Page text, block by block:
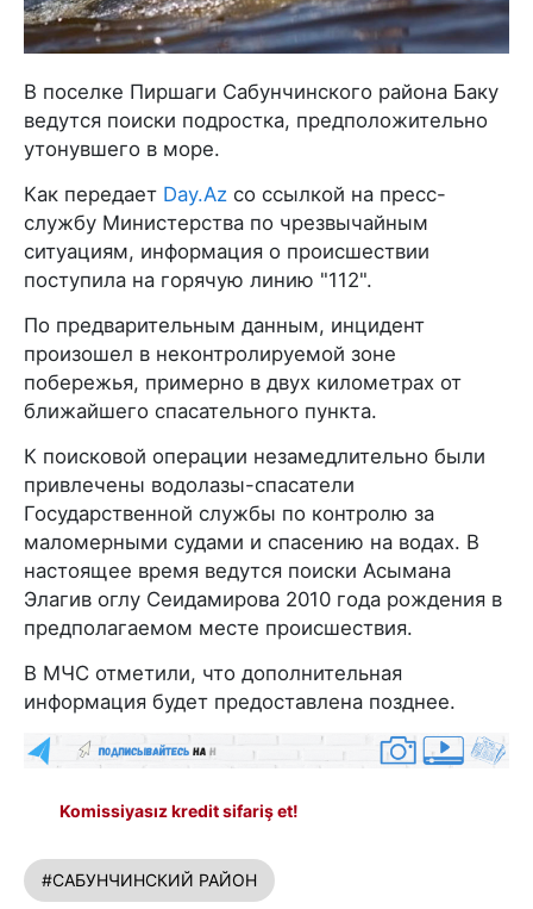
В поселке Пиршаги Сабунчинского района Баку
ведутся поиски подростка, предположительно
утонувшего в море.
Как передает Day.Az со ссылкой на пресс-
службу Министерства по чрезвычайным
ситуациям, информация о происшествии
поступила на горячую линию "112".
По предварительным данным, инцидент
произошел в неконтролируемой зоне
побережья, примерно в двух километрах от
ближайшего спасательного пункта.
К поисковой операции незамедлительно были
привлечены водолазы-спасатели
Государственной службы по контролю за
маломерными судами и спасению на водах. В
настоящее время ведутся поиски Асымана
Элагив оглу Сеидамирова 2010 года рождения в
предполагаемом месте происшествия.
В МЧС отметили, что дополнительная
информация будет предоставлена позднее.
Komissiyasız kredit sifariş et!
#САБУНЧИНСКИЙ РАЙОН